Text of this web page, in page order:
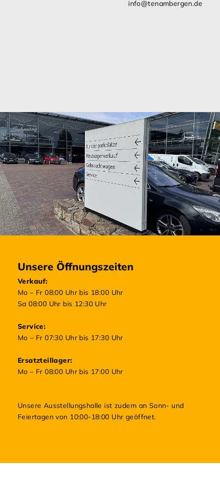
info@tenambergen.de
Unsere Öffnungszeiten
Verkauf:
Mo – Fr 08:00 Uhr bis 18:00 Uhr
Sa 08:00 Uhr bis 12:30 Uhr
Service:
Mo – Fr 07:30 Uhr bis 17:30 Uhr
Ersatzteillager:
Mo – Fr 08:00 Uhr bis 17:00 Uhr
Unsere Ausstellungshalle ist zudem an Sonn- und
Feiertagen von 10:00-18:00 Uhr geöffnet.